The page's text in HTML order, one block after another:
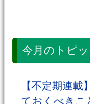
今月のトピ
【不定期連
ておくべき